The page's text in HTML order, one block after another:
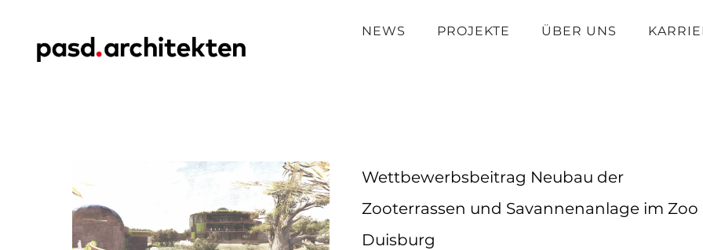
NEWS PROJEKTE ÜBER UNS
Wettbewerbsbeitrag Neubau der
Zooterrassen und Savannenanlage im Zoo
Duisburg